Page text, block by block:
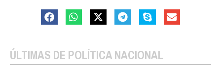
ÚLTIMAS DE POLÍTICA NACIONAL